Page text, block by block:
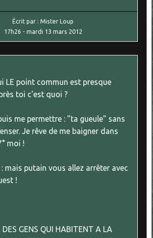
Écrit par :Mister Loup
17h26 - mardi 13 mars 2012
LE point commun est presque
toi c'est quoi ?
me permettre : "ta gueule" sans
Je rêve de me baigner dans
moi !
mais putain vous allez arrêter avec
!
DES GENS QUI HABITENT A LA